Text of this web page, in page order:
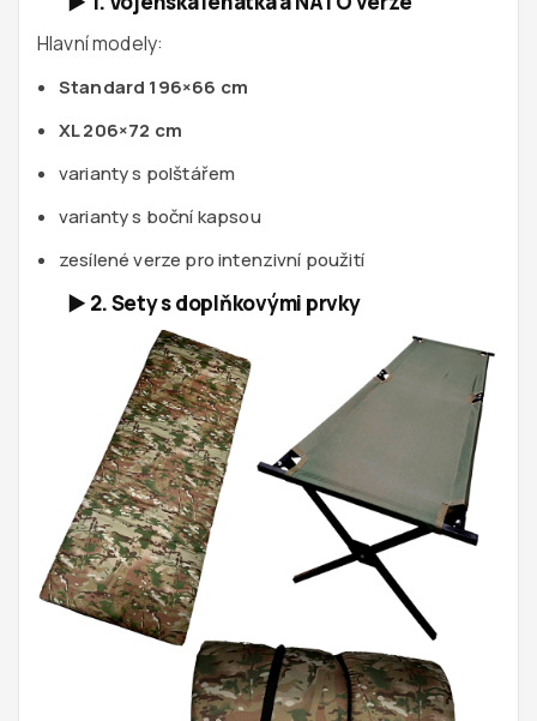
Hlavní modely:
Standard 196×66 cm
XL 206×72 cm
varianty s polštářem
varianty s boční kapsou
zesílené verze pro intenzivní použití
► 2. Sety s doplňkovými prvky